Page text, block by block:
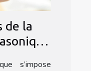
de la
s’impose